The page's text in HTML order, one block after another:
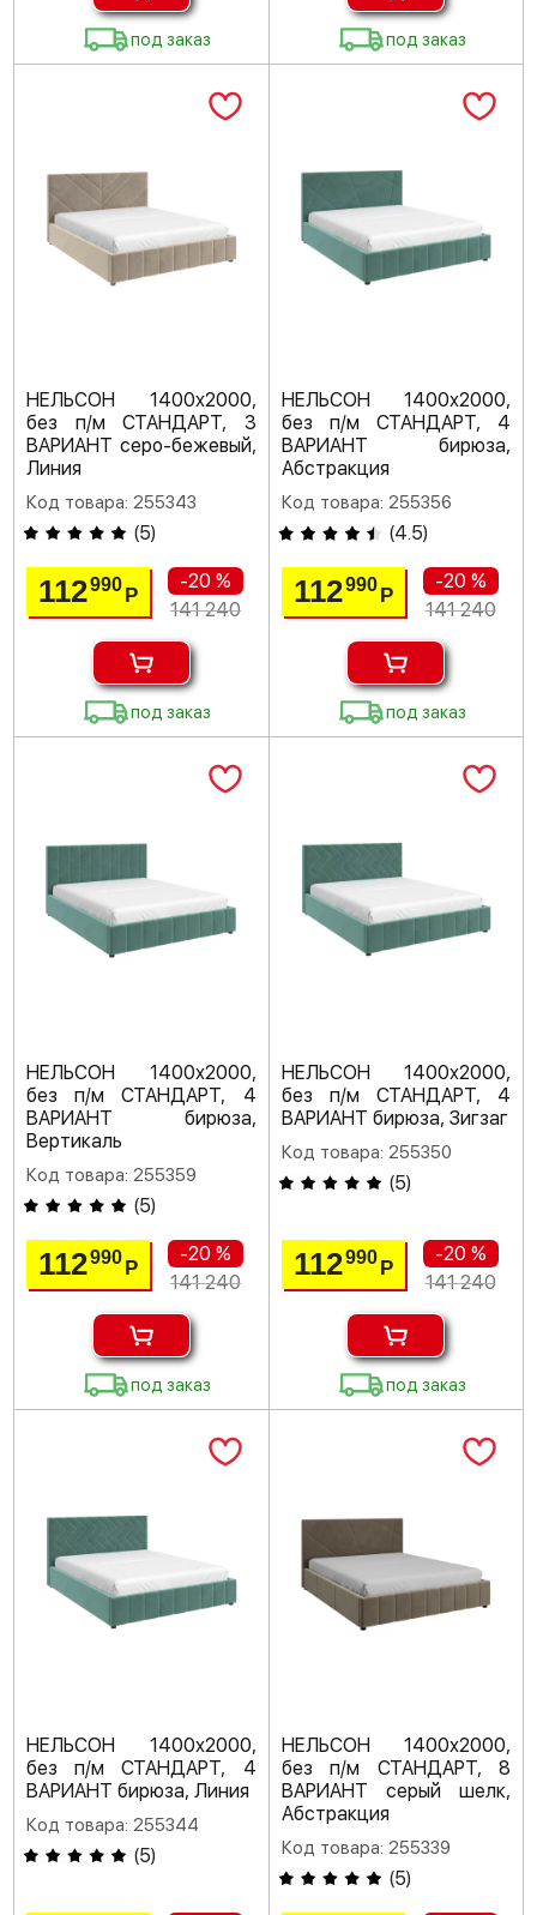
под заказ под заказ
НЕЛЬСОН 1400х2000,
без п/м СТАНДАРТ, 3
ВАРИАНТ серо-бежевый,
Линия
Код товара: 255343
(5)
112990 Р
-20 %
141 240
под заказ
НЕЛЬСОН 1400х2000,
без п/м СТАНДАРТ, 4
ВАРИАНТ бирюза,
Абстракция
Код товара: 255356
(4.5)
112990 Р
-20 %
141 240
под заказ
НЕЛЬСОН 1400х2000,
без п/м СТАНДАРТ, 4
ВАРИАНТ бирюза,
Вертикаль
Код товара: 255359
(5)
112990 Р
-20 %
141 240
под заказ
НЕЛЬСОН 1400х2000,
без п/м СТАНДАРТ, 4
ВАРИАНТ бирюза, Зигзаг
Код товара: 255350
(5)
112990 Р
-20 %
141 240
под заказ
НЕЛЬСОН 1400х2000,
без п/м СТАНДАРТ, 4
ВАРИАНТ бирюза, Линия
Код товара: 255344
(5)
НЕЛЬСОН 1400х2000,
без п/м СТАНДАРТ, 8
ВАРИАНТ серый шелк,
Абстракция
Код товара: 255339
(5)